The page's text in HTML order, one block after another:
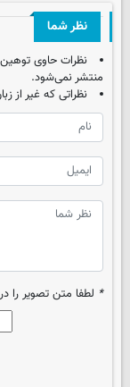
نظر شما
نظرات حاوی
منتشر نمی‌شود.
نظراتی که غیر از
* لطفا متن تصویر را